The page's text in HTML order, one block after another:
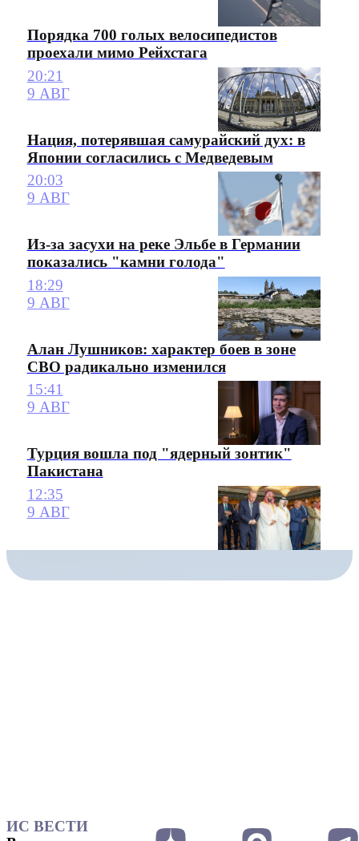
Порядка 700 голых велосипедистов
проехали мимо Рейхстага
20:21
9 АВГ
Нация, потерявшая самурайский дух: в
Японии согласились с Медведевым
20:03
9 АВГ
Из-за засухи на реке Эльбе в Германии
показались "камни голода"
18:29
9 АВГ
Алан Лушников: характер боев в зоне
СВО радикально изменился
15:41
9 АВГ
Турция вошла под "ядерный зонтик"
Пакистана
12:35
9 АВГ
ИС ВЕСТИ